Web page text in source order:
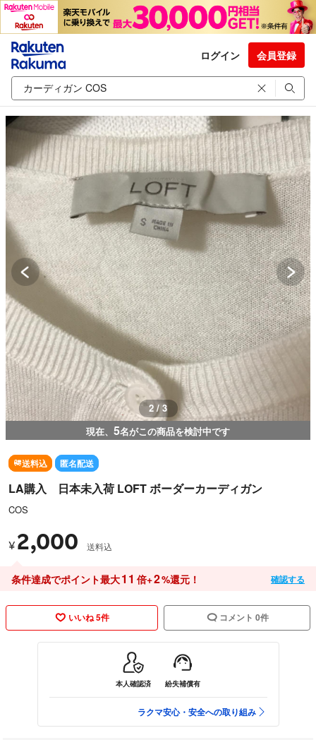
ログイン 会員登録
2 / 3
現在、 5名がこの商品を検討中です
送料込 匿名配送
LA購入 日本未入荷 LOFT ボーダーカーディガン
COS
¥ 2,000 送料込
条件達成でポイント最大11 倍+2%還元！ 確認する
いいね 5件 コメント 0件
本人確認済 紛失補償有
ラクマ安心・安全への取り組み